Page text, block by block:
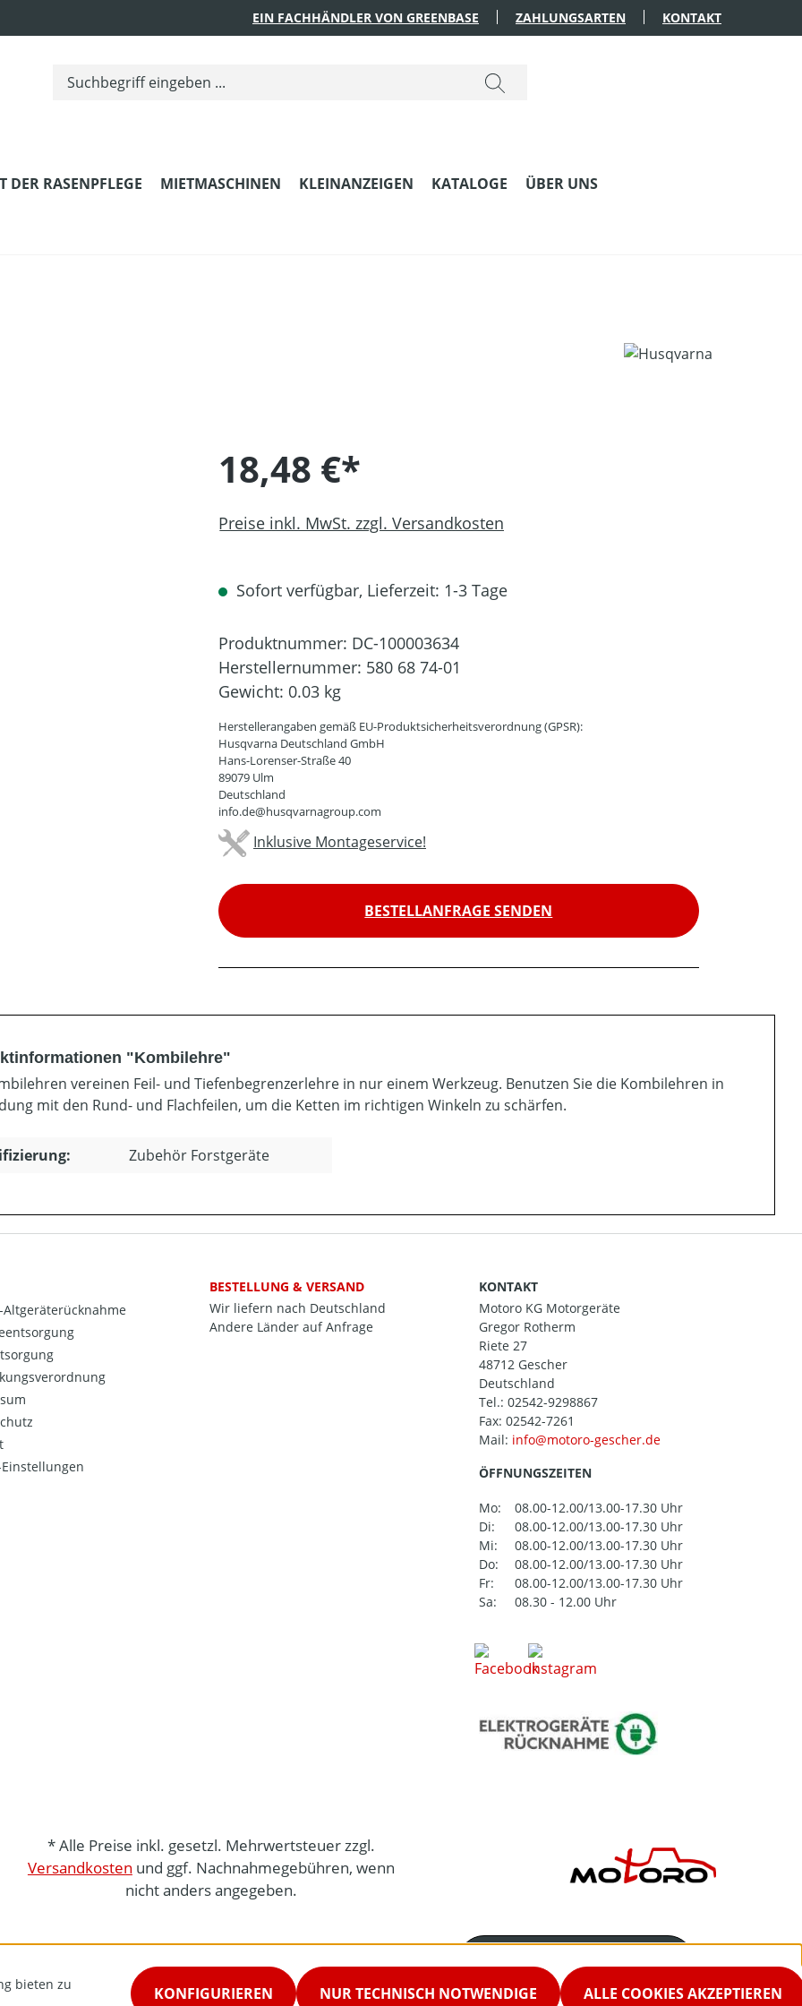
EIN FACHHÄNDLER VON GREENBASE ZAHLUNGSARTEN KONTAKT
DER RASENPFLEGE MIETMASCHINEN KLEINANZEIGEN KATALOGE ÜBER UNS
18,48 €*
Preise inkl. MwSt. zzgl. Versandkosten
Sofort verfügbar, Lieferzeit: 1-3 Tage
Produktnummer: DC-100003634
Herstellernummer: 580 68 74-01
Gewicht: 0.03 kg
Herstellerangaben gemäß EU-Produktsicherheitsverordnung (GPSR):
Husqvarna Deutschland GmbH
Hans-Lorenser-Straße 40
89079 Ulm
Deutschland
info.de@husqvarnagroup.com
Inklusive Montageservice!
BESTELLANFRAGE SENDEN
"Kombilehre"
vereinen Feil- und Tiefenbegrenzerlehre in nur einem Werkzeug. Benutzen Sie die Kombilehren in
mit den Rund- und Flachfeilen, um die Ketten im richtigen Winkeln zu schärfen.
Zubehör Forstgeräte
Altgeräterücknahme
Einstellungen
BESTELLUNG & VERSAND
Wir liefern nach Deutschland
Andere Länder auf Anfrage
KONTAKT
Motoro KG Motorgeräte
Gregor Rotherm
Riete 27
48712 Gescher
Deutschland
Tel.: 02542-9298867
Fax: 02542-7261
Mail:
ÖFFNUNGSZEITEN
Mo:
08.00-12.00/13.00-17.30 Uhr
Di:
08.00-12.00/13.00-17.30 Uhr
Mi:
08.00-12.00/13.00-17.30 Uhr
Do:
08.00-12.00/13.00-17.30 Uhr
Fr:
08.00-12.00/13.00-17.30 Uhr
Sa:
08.30 - 12.00 Uhr
* Alle Preise inkl. gesetzl. Mehrwertsteuer zzgl.
Versandkosten und ggf. Nachnahmegebühren, wenn
nicht anders angegeben.
02542-9298867
bieten zu
NUR TECHNISCH NOTWENDIGE
KONFIGURIEREN ALLE COOKIES AKZEPTIEREN